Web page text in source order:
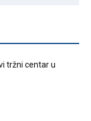
tržni centar u